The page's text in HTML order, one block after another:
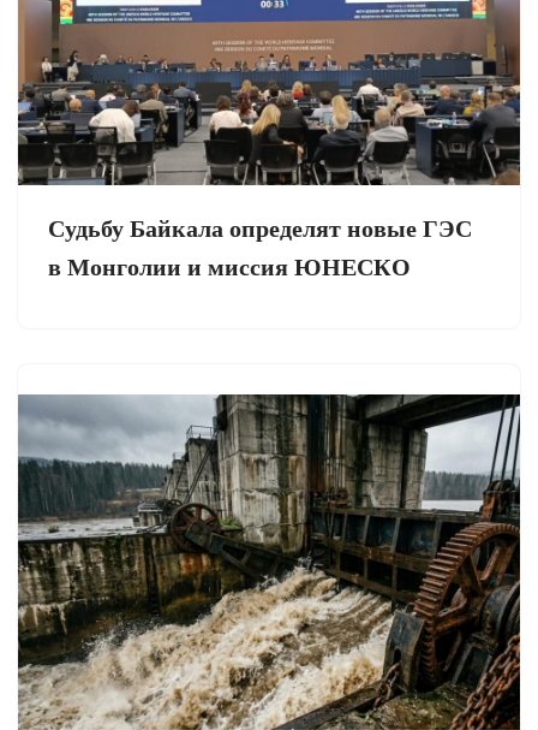
Судьбу Байкала определят новые ГЭС
в Монголии и миссия ЮНЕСКО